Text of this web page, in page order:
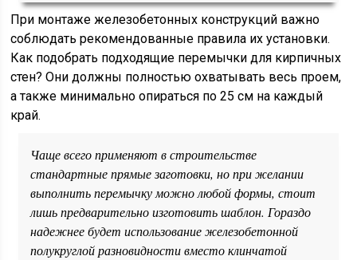
При монтаже железобетонных конструкций важно
соблюдать рекомендованные правила их установки.
Как подобрать подходящие перемычки для кирпичных
стен? Они должны полностью охватывать весь проем,
а также минимально опираться по 25 см на каждый
край.
Чаще всего применяют в строительстве
стандартные прямые заготовки, но при желании
выполнить перемычку можно любой формы, стоит
лишь предварительно изготовить шаблон. Гораздо
надежнее будет использование железобетонной
полукруглой разновидности вместо клинчатой